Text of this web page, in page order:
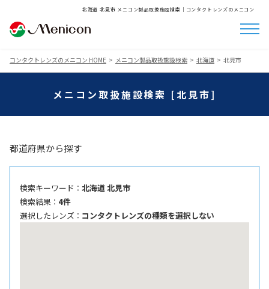
北海道 北見市 メニコン製品取扱施設検索│コンタクトレンズのメニコン
コンタクトレンズのメニコン HOME メニコン製品取扱施設検索 北海道 北見市
メニコン取扱施設検索 [北見市]
都道府県から探す
検索キーワード ： 北海道 北見市
検索結果 ： 4件
選択したレンズ ： コンタクトレンズの種類を選択しない